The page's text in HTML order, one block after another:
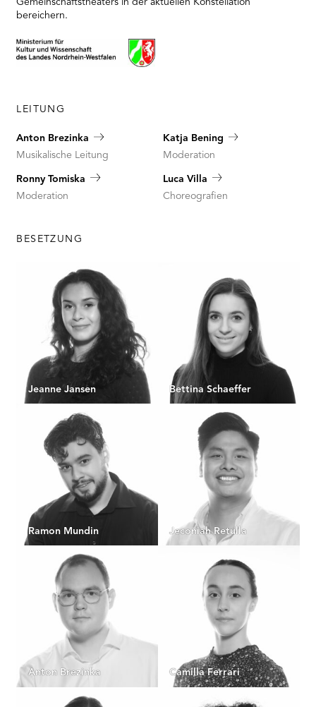
Gemeinschaftstheaters in der aktuellen Konstellation
bereichern.
LEITUNG
Anton Brezinka
Musikalische Leitung
Katja Bening
Moderation
Ronny Tomiska
Moderation
Luca Villa
Choreografien
BESETZUNG
Jeanne Jansen Bettina Schaeffer
Ramon Mundin Jeconiah Retulla
Anton Brezinka Camilla Ferrari